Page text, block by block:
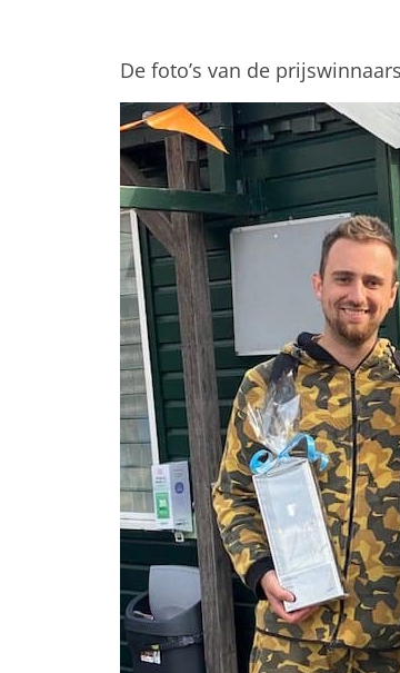
De foto’s van de